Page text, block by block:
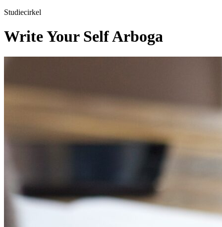
Studiecirkel
Write Your Self Arboga